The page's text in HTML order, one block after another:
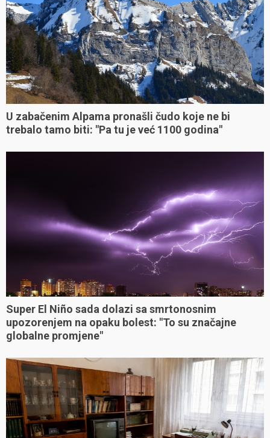
U zabačenim Alpama pronašli čudo koje ne bi
trebalo tamo biti: "Pa tu je već 1100 godina"
Super El Niño sada dolazi sa smrtonosnim
upozorenjem na opaku bolest: "To su značajne
globalne promjene"